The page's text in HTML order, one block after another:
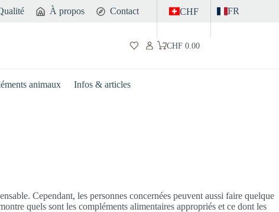
À propos Contact CHF FR
Panier
CHF0.00
animaux Infos & articles
Cependant, les personnes concernées peuvent aussi faire quelque
quels sont les compléments alimentaires appropriés et ce dont les